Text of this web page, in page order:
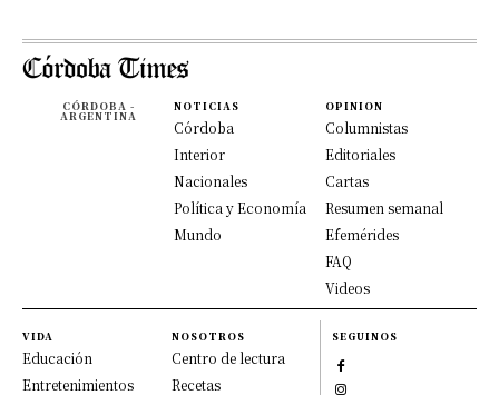
CÓRDOBA -
ARGENTINA
NOTICIAS
Córdoba
Interior
Nacionales
Política y Economía
Mundo
OPINION
Columnistas
Editoriales
Cartas
Resumen semanal
Efemérides
FAQ
Videos
VIDA
Educación
Entretenimientos
NOSOTROS
Centro de lectura
Recetas
SEGUINOS